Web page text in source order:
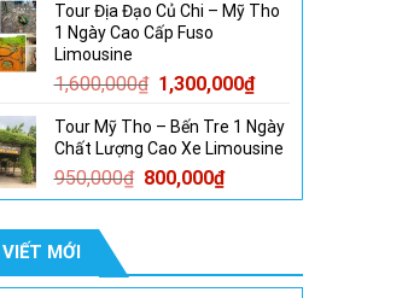
là:
950,000₫.
tại
Tour Địa Đạo Củ Chi – Mỹ Tho
1 Ngày Cao Cấp Fuso
Limousine
1,600,000₫ Giá
là:
1,600,000₫.
1,300,000₫Giá
tại
là:
Tour Mỹ Tho – Bến Tre 1 Ngày
Chất Lượng Cao Xe Limousine
950,000₫ Giá
gốc
800,000₫Giá
hiện
800,000₫.
MỚI